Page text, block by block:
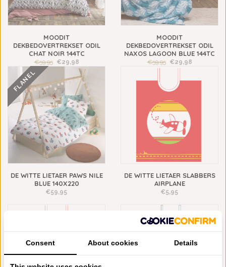
MOODIT
DEKBEDOVERTREKSET ODIL
CHAT NOIR 144TC
€59,95 €29,98
MOODIT
DEKBEDOVERTREKSET ODIL
NAXOS LAGOON BLUE 144TC
€59,95 €29,98
FLANEL
DE WITTE LIETAER PAWS NILE
BLUE 140X220
€59,95
DE WITTE LIETAER SLABBERS
AIRPLANE
€5,95
Consent About cookies Details